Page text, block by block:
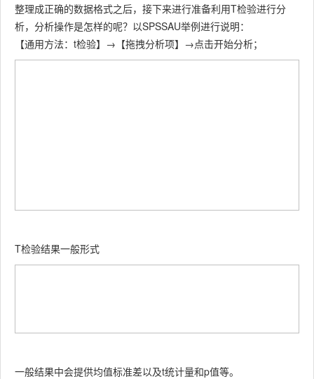
整理成正确的数据格式之后，接下来进行准备利用T检验进行分
析，分析操作是怎样的呢？以SPSSAU举例进行说明：
【通用方法：t检验】→【拖拽分析项】→点击开始分析；
T检验结果一般形式
一般结果中会提供均值标准差以及t统计量和p值等。